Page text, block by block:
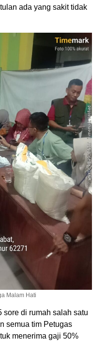
ada yang sakit tidak
Malam Hati
sore di rumah salah satu
semua tim Petugas
menerima gaji 50%